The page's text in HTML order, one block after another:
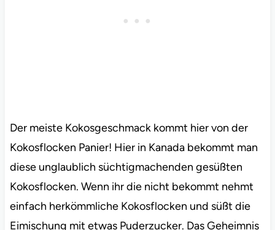
Der meiste Kokosgeschmack kommt hier von der
Kokosflocken Panier! Hier in Kanada bekommt man
diese unglaublich süchtigmachenden gesüßten
Kokosflocken. Wenn ihr die nicht bekommt nehmt
einfach herkömmliche Kokosflocken und süßt die
Eimischung mit etwas Puderzucker. Das Geheimnis